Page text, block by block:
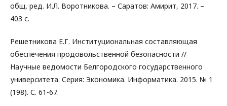
общ. ред. И.Л. Воротникова. – Саратов: Амирит, 2017. –
403 с.
Решетникова Е.Г. Институциональная составляющая
обеспечения продовольственной безопасности //
Научные ведомости Белгородского государственного
университета. Серия: Экономика. Информатика. 2015. № 1
(198). С. 61-67.